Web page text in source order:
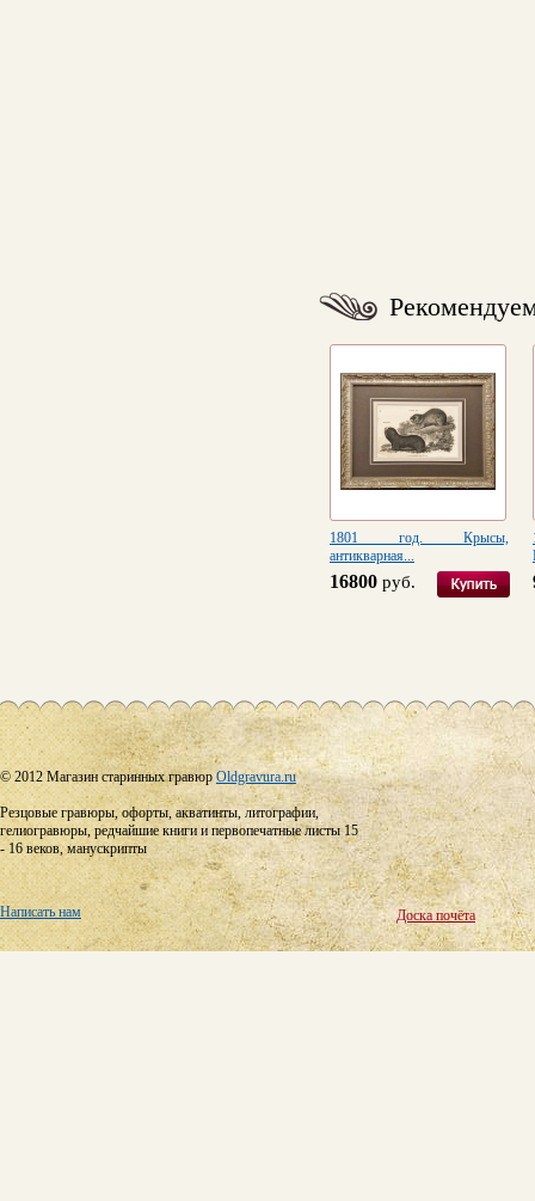
1801 год. Крысы,
антикварная...
16800 руб.
© 2012 Магазин старинных гравюрOldgravura.ru
Резцовые гравюры, офорты, акватинты, литографии,
гелиогравюры, редчайшие книги и первопечатные листы 15
- 16 веков, манускрипты
Написать нам Доска почёта